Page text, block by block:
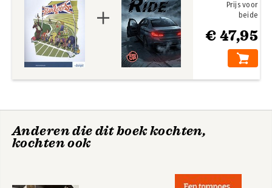
€ 47,95
Prijs voor
beide
Anderen die dit boek kochten,
kochten ook